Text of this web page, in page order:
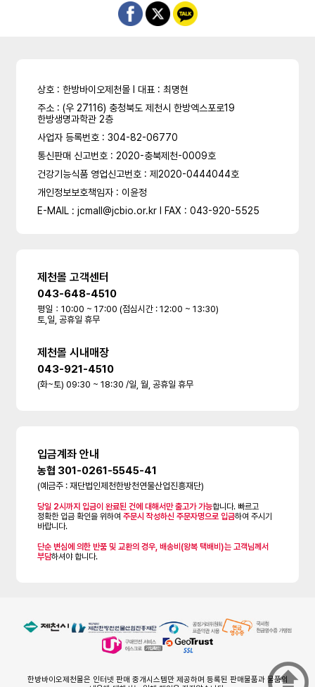
상호 : 한방바이오제천몰 l 대표 : 최명현
주소 : (우 27116) 충청북도 제천시 한방엑스포로19
한방생명과학관 2층
사업자 등록번호 : 304-82-06770
통신판매 신고번호 : 2020-충북제천-0009호
건강기능식품 영업신고번호 : 제2020-0444044호
개인정보보호책임자 : 이윤정
E-MAIL : jcmall@jcbio.or.kr l FAX : 043-920-5525
제천몰 고객센터
043-648-4510
평일：10:00 ~ 17:00 (점심시간 : 12:00 ~ 13:30)
토,일, 공휴일 휴무
제천몰 시내매장
043-921-4510
(화~토) 09:30 ~ 18:30 /일, 월, 공휴일 휴무
입금계좌 안내
농협 301-0261-5545-41
(예금주 : 재단법인제천한방천연물산업진흥재단)
당일 2시까지 입금이 완료된 건에 대해서만 출고가 가능합니다. 빠르고
정확한 입금 확인을 위하여주문시 작성하신 주문자명으로 입금하여 주시기
바랍니다.
단순 변심에 의한 반품 및 교환의 경우, 배송비(왕복 택배비)는 고객님께서
부담하셔야 합니다.
한방바이오제천몰은 인터넷 판매 중개시스템만 제공하며 등록된 판매물품과 물품의